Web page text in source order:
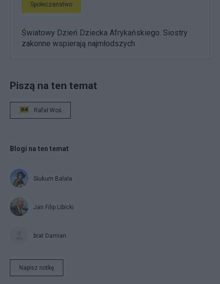
Społeczeństwo
Światowy Dzień Dziecka Afrykańskiego. Siostry
zakonne wspierają najmłodszych
Piszą na ten temat
Rafał Woś
Blogi na ten temat
Siukum Balala
Jan Filip Libicki
brat Damian
Napisz notkę